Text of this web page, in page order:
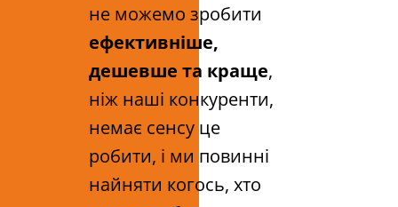
не можемо зробити
ефективніше,
дешевше та краще,
ніж наші конкуренти,
немає сенсу це
робити, і ми повинні
найняти когось, хто